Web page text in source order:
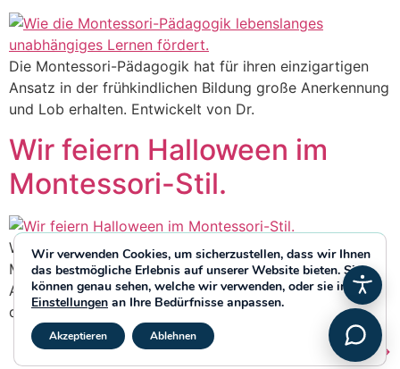
Die Montessori-Pädagogik hat für ihren einzigartigen
Ansatz in der frühkindlichen Bildung große Anerkennung
und Lob erhalten. Entwickelt von Dr.
Wir feiern Halloween im
Montessori-Stil.
Wie Sie wissen, basiert unsere Methodik auf der
Montessori-Philosophie, und diese kann auf jeden
Aspekt unseres Lebens angewendet werden, auch auf
die Organisation und Vorbereitung.
Weiter→
Wir verwenden Cookies, um sicherzustellen, dass wir Ihnen
das bestmögliche Erlebnis auf unserer Website bieten. Sie
können genau sehen, welche wir verwenden, oder sie in den
Einstellungen an Ihre Bedürfnisse anpassen.
Akzeptieren Ablehnen GDPR Cookie-Banner